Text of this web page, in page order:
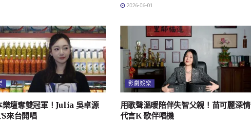
2026-06-01
樂壇奪雙冠軍！Julia 吳卓源
來台開唱
影劇娛樂
用歌聲溫暖陪伴失智父親！苗可麗深情
代言K 歌伴唱機